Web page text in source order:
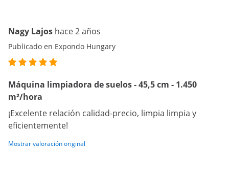
Nagy Lajos hace 2 años
Publicado en Expondo Hungary
Máquina limpiadora de suelos - 45,5 cm - 1.450
m²/hora
¡Excelente relación calidad-precio, limpia limpia y
eficientemente!
Mostrar valoración original